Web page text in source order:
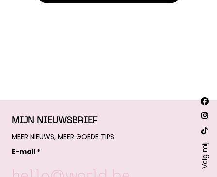
MIJN NIEUWSBRIEF
MEER NIEUWS, MEER GOEDE TIPS
E-mail *
Volg mij
Vind
op:
in
in